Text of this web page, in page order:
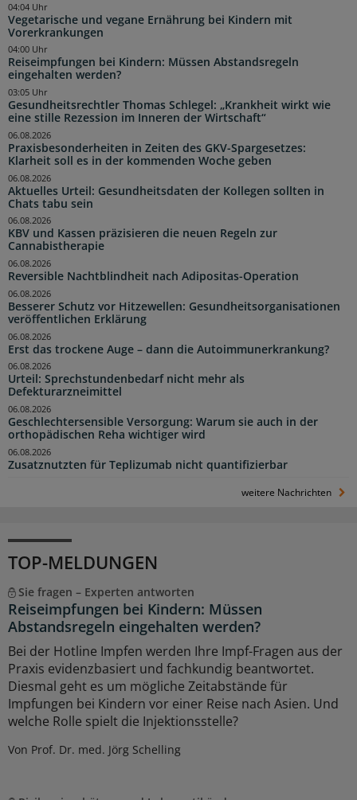
Vegetarische und vegane Ernährung bei Kindern mit
Vorerkrankungen
04:04 Uhr
Reiseimpfungen bei Kindern: Müssen Abstandsregeln
eingehalten werden?
04:00 Uhr
Gesundheitsrechtler Thomas Schlegel: „Krankheit wirkt wie
eine stille Rezession im Inneren der Wirtschaft“
03:05 Uhr
Praxisbesonderheiten in Zeiten des GKV-Spargesetzes:
Klarheit soll es in der kommenden Woche geben
06.08.2026
Aktuelles Urteil: Gesundheitsdaten der Kollegen sollten in
Chats tabu sein
06.08.2026
KBV und Kassen präzisieren die neuen Regeln zur
Cannabistherapie
06.08.2026
Reversible Nachtblindheit nach Adipositas-Operation
06.08.2026
Besserer Schutz vor Hitzewellen: Gesundheitsorganisationen
veröffentlichen Erklärung
06.08.2026
Erst das trockene Auge – dann die Autoimmunerkrankung?
06.08.2026
Urteil: Sprechstundenbedarf nicht mehr als
Defekturarzneimittel
06.08.2026
Geschlechtersensible Versorgung: Warum sie auch in der
orthopädischen Reha wichtiger wird
06.08.2026
Zusatznutzten für Teplizumab nicht quantifizierbar
06.08.2026
weitere Nachrichten
TOP-MELDUNGEN
Sie fragen – Experten antworten
Reiseimpfungen bei Kindern: Müssen
Abstandsregeln eingehalten werden?
Bei der Hotline Impfen werden Ihre Impf-Fragen aus der
Praxis evidenzbasiert und fachkundig beantwortet.
Diesmal geht es um mögliche Zeitabstände für
Impfungen bei Kindern vor einer Reise nach Asien. Und
welche Rolle spielt die Injektionsstelle?
Von Prof. Dr. med. Jörg Schelling